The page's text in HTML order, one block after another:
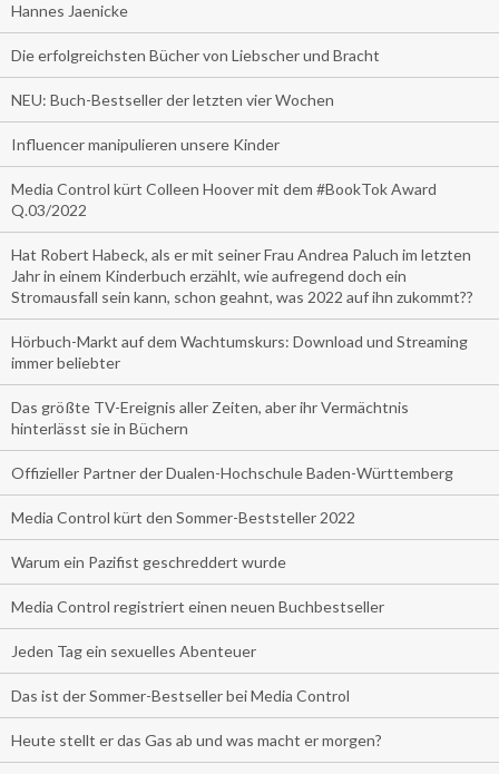
Hannes Jaenicke
Die erfolgreichsten Bücher von Liebscher und Bracht
NEU: Buch-Bestseller der letzten vier Wochen
Influencer manipulieren unsere Kinder
Media Control kürt Colleen Hoover mit dem #BookTok Award
Q.03/2022
Hat Robert Habeck, als er mit seiner Frau Andrea Paluch im letzten
Jahr in einem Kinderbuch erzählt, wie aufregend doch ein
Stromausfall sein kann, schon geahnt, was 2022 auf ihn zukommt??
Hörbuch-Markt auf dem Wachtumskurs: Download und Streaming
immer beliebter
Das größte TV-Ereignis aller Zeiten, aber ihr Vermächtnis
hinterlässt sie in Büchern
Offizieller Partner der Dualen-Hochschule Baden-Württemberg
Media Control kürt den Sommer-Beststeller 2022
Warum ein Pazifist geschreddert wurde
Media Control registriert einen neuen Buchbestseller
Jeden Tag ein sexuelles Abenteuer
Das ist der Sommer-Bestseller bei Media Control
Heute stellt er das Gas ab und was macht er morgen?